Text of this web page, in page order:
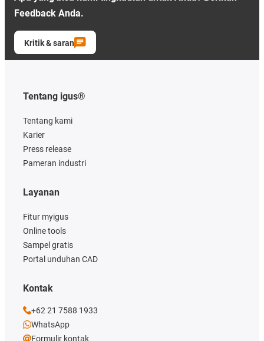
Feedback Anda.
Kritik & saran
Tentang igus®
Tentang kami
Karier
Press release
Pameran industri
Layanan
Fitur myigus
Online tools
Sampel gratis
Portal unduhan CAD
Kontak
+62 21 7588 1933
WhatsApp
Formulir kontak